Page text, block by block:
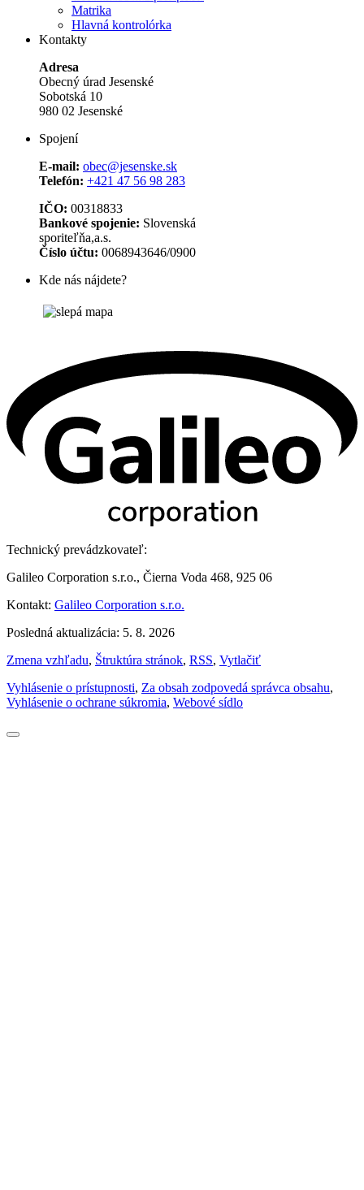
Matrika
Hlavná kontrolórka
Kontakty
Adresa
Obecný úrad Jesenské
Sobotská 10
980 02 Jesenské
Spojení
E-mail: obec@jesenske.sk
Telefón: +421 47 56 98 283
IČO: 00318833
Bankové spojenie: Slovenská
sporiteľňa,a.s.
Číslo účtu: 0068943646/0900
Kde nás nájdete?
Technický prevádzkovateľ:
Galileo Corporation s.r.o., Čierna Voda 468, 925 06
Kontakt: Galileo Corporation s.r.o.
Posledná aktualizácia: 5. 8. 2026
Zmena vzhľadu, Štruktúra stránok, RSS, Vytlačiť
Vyhlásenie o prístupnosti, Za obsah zodpovedá správca obsahu,
Vyhlásenie o ochrane súkromia, Webové sídlo